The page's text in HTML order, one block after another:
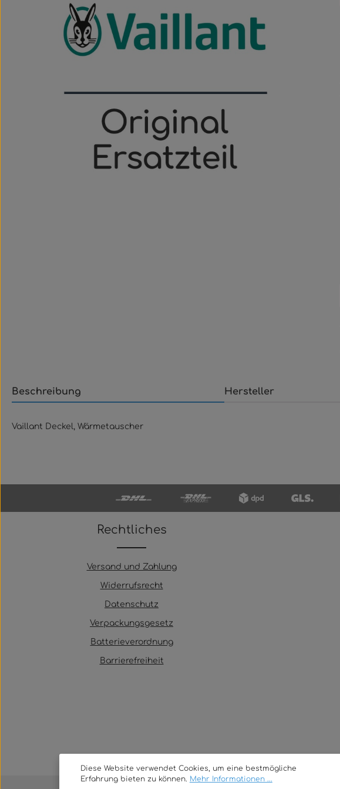
Beschreibung Hersteller
Vaillant Deckel, Wärmetauscher
Rechtliches
Versand und Zahlung
Widerrufsrecht
Datenschutz
Verpackungsgesetz
Batterieverordnung
Barrierefreiheit
Diese Website verwendet Cookies, um eine bestmögliche
Erfahrung bieten zu können. Mehr Informationen ...